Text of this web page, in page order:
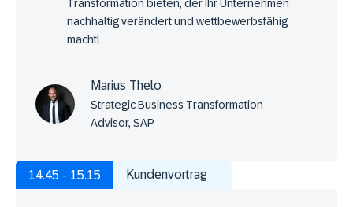
Transformation bieten, der Ihr Unternehmen
nachhaltig verändert und wettbewerbsfähig
macht!
Marius Thelo
Strategic Business Transformation
Advisor, SAP
14.45 - 15.15 Kundenvortrag